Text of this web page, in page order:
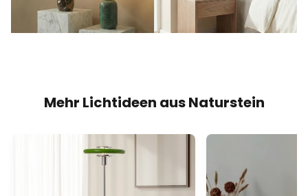
Mehr Lichtideen aus Naturstein